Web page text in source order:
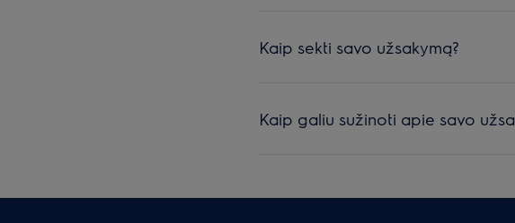
Kaip sekti savo užsakymą?
Kaip galiu sužinoti apie savo